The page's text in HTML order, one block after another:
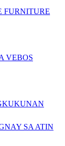
FURNITURE
VEBOS
SA ATIN